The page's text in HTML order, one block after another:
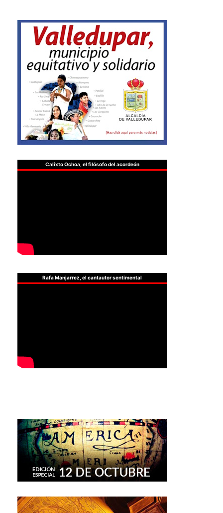
Calixto Ochoa, el filósofo del acordeón
Rafa Manjarrez, el cantautor sentimental